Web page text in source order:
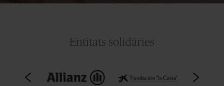
Entitats solidàries